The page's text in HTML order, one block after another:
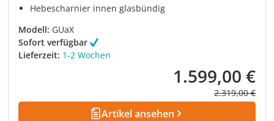
Hebescharnier innen glasbündig
Modell: GUaX
Sofort verfügbar
Lieferzeit: 1-2 Wochen
Verkaufspreis:
1.599,00 €
Regulärer
2.319,00 €
Artikel ansehen